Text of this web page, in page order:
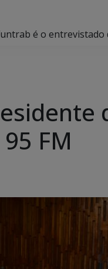
é o entrevistado
FM